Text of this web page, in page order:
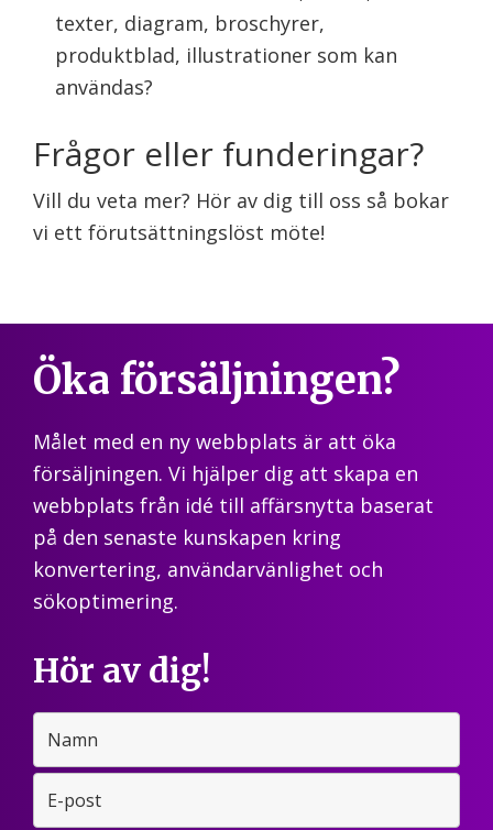
texter, diagram, broschyrer,
produktblad, illustrationer som kan
användas?
Frågor eller funderingar?
Vill du veta mer? Hör av dig till oss så bokar
vi ett förutsättningslöst möte!
Öka försäljningen?
Målet med en ny webbplats är att öka
försäljningen. Vi hjälper dig att skapa en
webbplats från idé till affärsnytta baserat
på den senaste kunskapen kring
konvertering, användarvänlighet och
sökoptimering.
Hör av dig!